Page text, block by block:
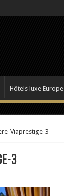
Hôtels luxe Europe
Viaprestige-3
3